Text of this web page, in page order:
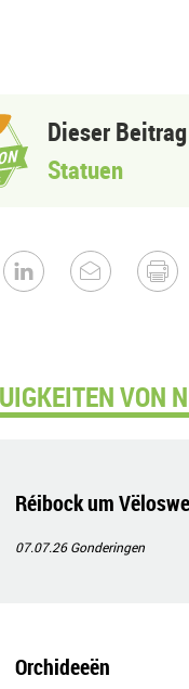
Dieser
Statuen
VON
Réibock um
07.07.26Gonderingen
Orchideeën